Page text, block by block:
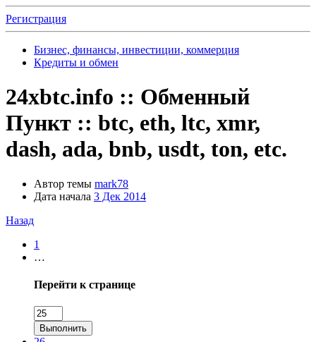
Регистрация
Бизнес, финансы, инвестиции, коммерция
Кредиты и обмен
24xbtc.info :: Обменный
Пункт :: btc, eth, ltc, xmr,
dash, ada, bnb, usdt, ton, etc.
Автор темы mark78
Дата начала 3 Дек 2014
Назад
1
…
Перейти к странице
Выполнить